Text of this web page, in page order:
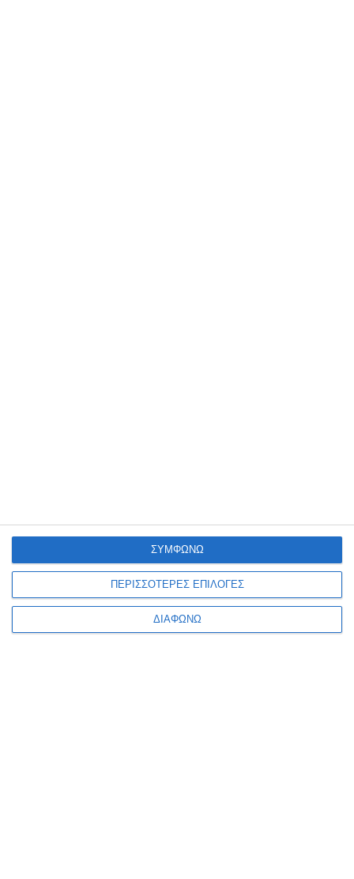
ΠΕΡΙΣΣΟΤΕΡΕΣ ΕΠΙΛΟΓΕΣ
ΔΙΑΦΩΝΩ
ΣΥΜΦΩΝΩ
Ο ΛΟΓΑΡΙΑΣΜΌΣ ΜΟΥ